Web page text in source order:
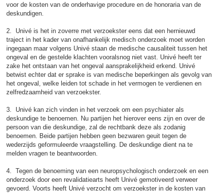
voor de kosten van de onderhavige procedure en de honoraria van de
deskundigen.
2. Univé is het in zoverre met verzoekster eens dat een hernieuwd
traject in het kader van onafhankelijk medisch onderzoek moet worden
ingegaan maar volgens Univé staan de medische causaliteit tussen het
ongeval en de gestelde klachten vooralsnog niet vast. Univé heeft ter
zake het ontstaan van het ongeval aansprakelijkheid erkend. Univé
betwist echter dat er sprake is van medische beperkingen als gevolg van
het ongeval, welke leiden tot schade in het vermogen te verdienen en
zelfredzaamheid van verzoekster.
3. Univé kan zich vinden in het verzoek om een psychiater als
deskundige te benoemen. Nu partijen het hierover eens zijn en over de
persoon van die deskundige, zal de rechtbank deze als zodanig
benoemen. Beide partijen hebben geen bezwaren geuit tegen de
wederzijds geformuleerde vraagstelling. De deskundige dient na te
melden vragen te beantwoorden.
4. Tegen de benoeming van een neuropsychologisch onderzoek en een
onderzoek door een revalidatiearts heeft Univé gemotiveerd verweer
gevoerd. Voorts heeft Univé verzocht om verzoekster in de kosten van